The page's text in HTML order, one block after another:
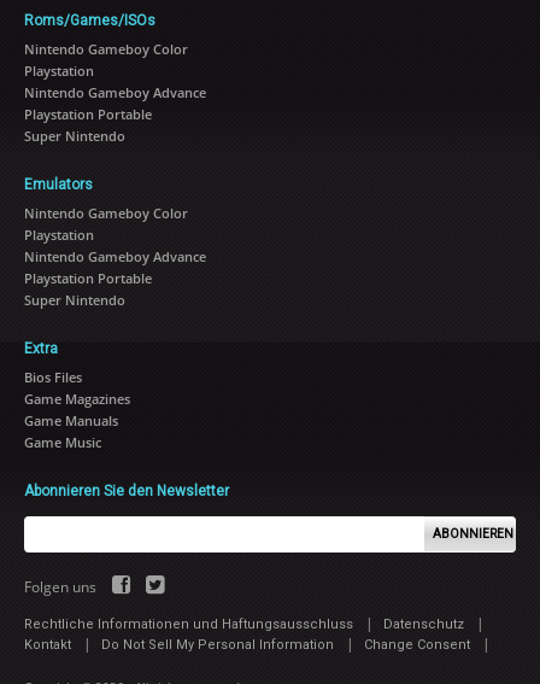
Roms/Games/ISOs
Nintendo Gameboy Color
Playstation
Nintendo Gameboy Advance
Playstation Portable
Super Nintendo
Emulators
Nintendo Gameboy Color
Playstation
Nintendo Gameboy Advance
Playstation Portable
Super Nintendo
Extra
Bios Files
Game Magazines
Game Manuals
Game Music
Abonnieren Sie den Newsletter
ABONNIEREN
Folgen uns
Rechtliche Informationen und Haftungsausschluss | Datenschutz |
Kontakt | Do Not Sell My Personal Information | Change Consent |